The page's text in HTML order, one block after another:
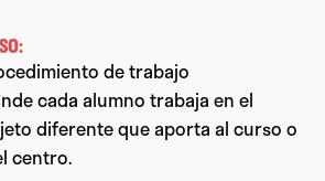
de trabajo
cada alumno trabaja en el
diferente que aporta al curso o
centro.